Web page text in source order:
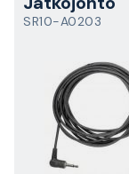
SR10-A0203